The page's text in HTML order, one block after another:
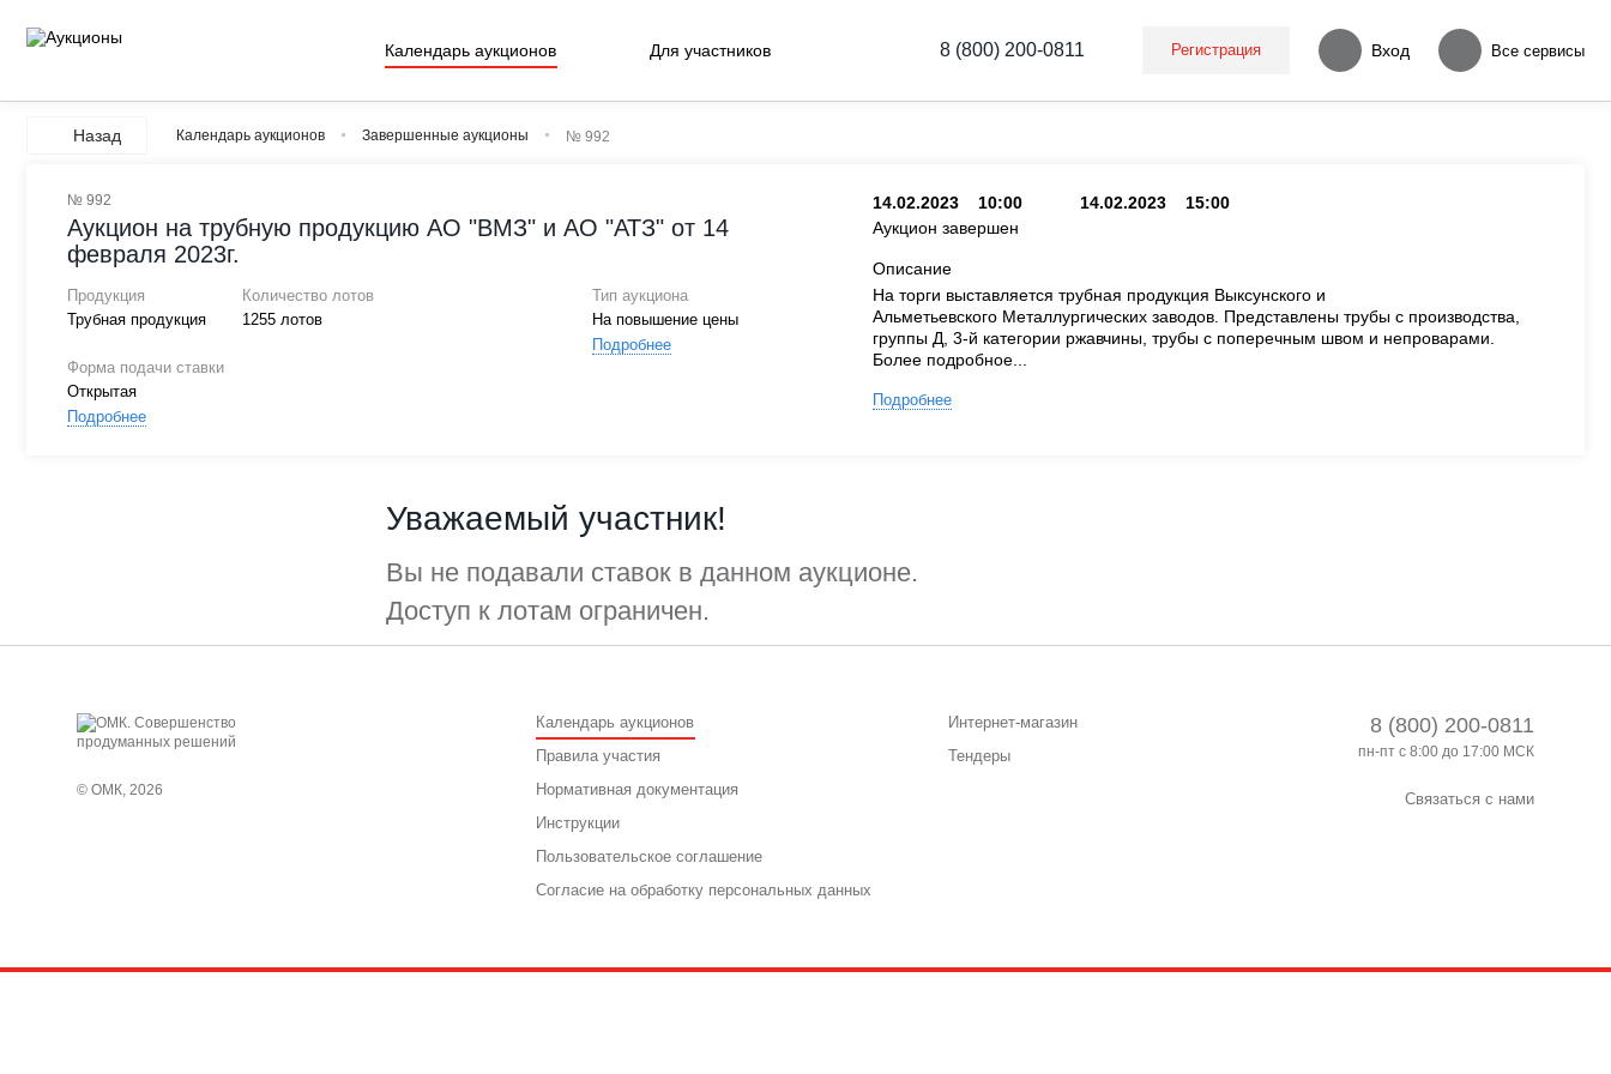
Календарь аукционов Для участников 8 (800) 200-0811 Регистрация Вход Все сервисы
Назад Календарь аукционов Завершенные аукционы № 992
№ 992
Аукцион на трубную продукцию АО "ВМЗ" и АО "АТЗ" от 14
февраля 2023г.
Продукция
Трубная продукция
Количество лотов
1255 лотов
Тип аукциона
На повышение цены
Подробнее
Форма подачи ставки
Открытая
Подробнее
14.02.2023 10:00 14.02.2023
15:00
Аукцион завершен
Описание
На торги выставляется трубная продукция Выксунского и
Альметьевского Металлургических заводов. Представлены трубы с производства,
группы Д, 3-й категории ржавчины, трубы с поперечным швом и непроварами.
Более подробное...
Подробнее
Уважаемый участник!
Вы не подавали ставок в данном аукционе.
Доступ к лотам ограничен.
© ОМК, 2026
Календарь аукционов
Правила участия
Нормативная документация
Инструкции
Пользовательское соглашение
Согласие на обработку персональных данных
Интернет-магазин
Тендеры
8 (800) 200-0811
пн-пт с 8:00 до 17:00 МСК
Связаться с нами